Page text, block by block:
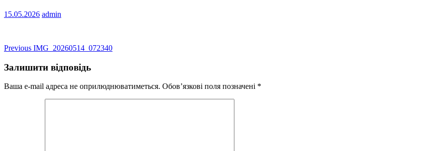
15.05.2026 admin
Навігація
записів
Previous Previous
IMG_20260514_072340
Залишити відповідь
Ваша e-mail адреса не оприлюднюватиметься. Обов’язкові поля позначені *